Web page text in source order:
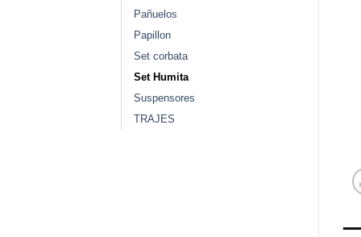
Pañuelos
Papillon
Set corbata
Set Humita
Suspensores
TRAJES